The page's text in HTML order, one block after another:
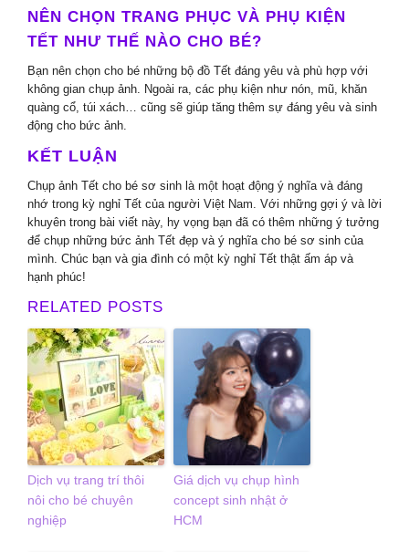
NÊN CHỌN TRANG PHỤC VÀ PHỤ KIỆN
TẾT NHƯ THẾ NÀO CHO BÉ?
Bạn nên chọn cho bé những bộ đồ Tết đáng yêu và phù hợp với
không gian chụp ảnh. Ngoài ra, các phụ kiện như nón, mũ, khăn
quàng cổ, túi xách… cũng sẽ giúp tăng thêm sự đáng yêu và sinh
động cho bức ảnh.
KẾT LUẬN
Chụp ảnh Tết cho bé sơ sinh là một hoạt động ý nghĩa và đáng
nhớ trong kỳ nghỉ Tết của người Việt Nam. Với những gợi ý và lời
khuyên trong bài viết này, hy vọng bạn đã có thêm những ý tưởng
để chụp những bức ảnh Tết đẹp và ý nghĩa cho bé sơ sinh của
mình. Chúc bạn và gia đình có một kỳ nghỉ Tết thật ấm áp và
hạnh phúc!
RELATED POSTS
Dịch vụ trang trí thôi
nôi cho bé chuyên
nghiệp
Giá dịch vụ chụp hình
concept sinh nhật ở
HCM